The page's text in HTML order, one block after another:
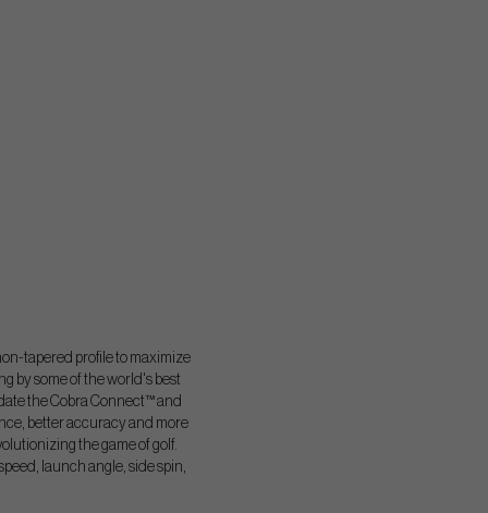
tapered profile to maximize
by some of the world's best
the Cobra Connect™ and
better accuracy and more
the game of golf.
launch angle, side spin,